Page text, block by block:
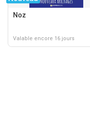
Noz
Valable encore 16 jours